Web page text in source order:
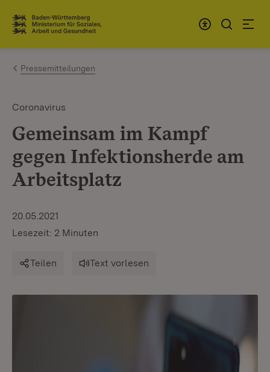
Zum Inhalt springen
Link zur Startseite
Pressemitteilungen
Coronavirus
Gemeinsam im Kampf
gegen Infektionsherde am
Arbeitsplatz
20.05.2021
Lesezeit: 2 Minuten
Teilen Text vorlesen